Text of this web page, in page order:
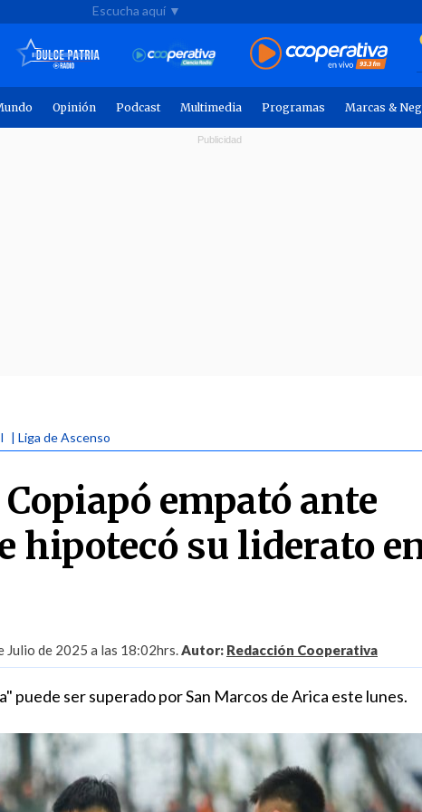
Escucha aquí ▼
Opinión Podcast Multimedia Programas Marcas &
| Liga de Ascenso
empató ante
hipotecó su liderato
Julio de 2025 a las 18:02hrs.Autor: Redacción Cooperativa
puede ser superado por San Marcos de Arica este lunes.